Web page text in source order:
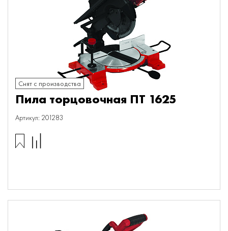
Снят с производства
Пила торцовочная ПТ 1625
Артикул: 201283